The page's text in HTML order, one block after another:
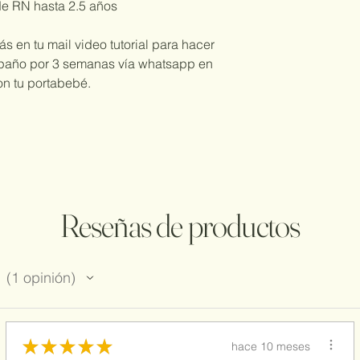
RN hasta 2.5 años
en tu mail video tutorial para hacer
por 3 semanas vía whatsapp en
tu portabebé.
Reseñas de productos
1 opinión
1
★ ★ ★ ★ ★ hace 10 meses